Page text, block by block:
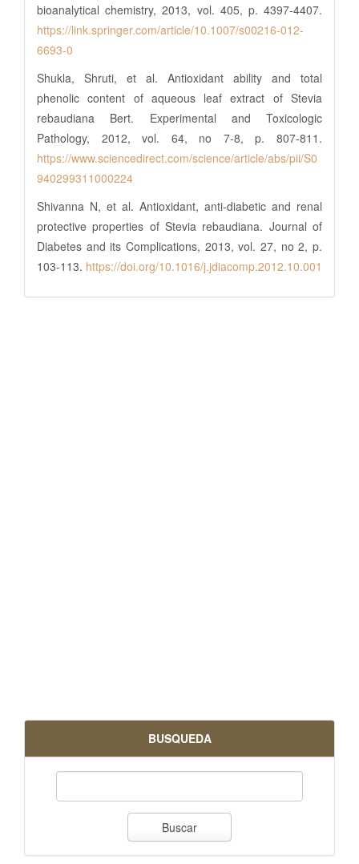
bioanalytical chemistry, 2013, vol. 405, p. 4397-4407.
https://link.springer.com/article/10.1007/s00216-012-
6693-0
Shukla, Shruti, et al. Antioxidant ability and total
phenolic content of aqueous leaf extract of Stevia
rebaudiana Bert. Experimental and Toxicologic
Pathology, 2012, vol. 64, no 7-8, p. 807-811.
https://www.sciencedirect.com/science/article/abs/pii/S0
940299311000224
Shivanna N, et al. Antioxidant, anti-diabetic and renal
protective properties of Stevia rebaudiana. Journal of
Diabetes and its Complications, 2013, vol. 27, no 2, p.
103-113. https://doi.org/10.1016/j.jdiacomp.2012.10.001
BUSQUEDA
Buscar